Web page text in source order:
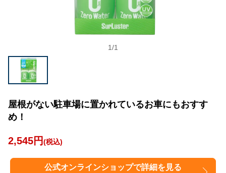
1/1
屋根がない駐車場に置かれているお車にもおすす
め！
2,545円(税込)
公式オンラインショップで詳細を見る